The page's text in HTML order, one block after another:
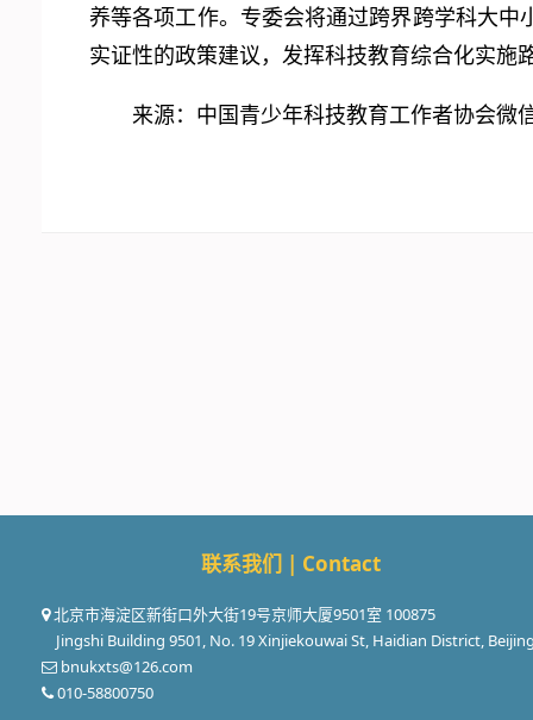
养等各项工作。专委会将通过跨界跨学科大
实证性的政策建议，发挥科技教育综合化实
来源：中国青少年科技教育工作者协会
联系我们 | Contact
北京市海淀区新街口外大街19号京师大厦9501室 100875
Jingshi Building 9501, No. 19 Xinjiekouwai St, Haidian District,
bnukxts@126.com
010-58800750